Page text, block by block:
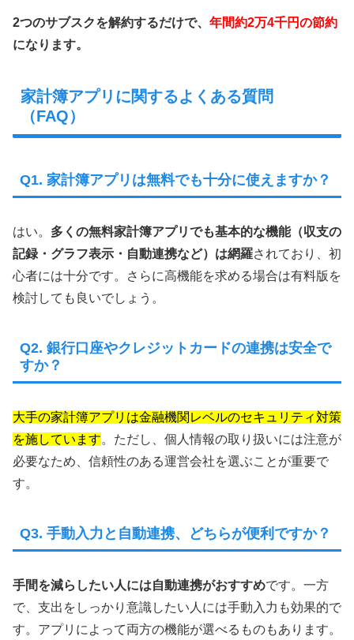
2つのサブスクを解約するだけで、 年間約2万4千円の節約
になります。
家計簿アプリに関するよくある質問
（FAQ）
Q1. 家計簿アプリは無料でも十分に使えますか？
はい。 多くの無料家計簿アプリでも基本的な機能（収支の
記録・グラフ表示・自動連携など）は網羅されており、初
心者には十分です。さらに高機能を求める場合は有料版を
検討しても良いでしょう。
Q2. 銀行口座やクレジットカードの連携は安全で
すか？
大手の家計簿アプリは金融機関レベルのセキュリティ対策
を施しています。ただし、個人情報の取り扱いには注意が
必要なため、信頼性のある運営会社を選ぶことが重要で
す。
Q3. 手動入力と自動連携、どちらが便利ですか？
手間を減らしたい人には自動連携がおすすめです。一方
で、支出をしっかり意識したい人には手動入力も効果的で
す。アプリによって両方の機能が選べるものもあります。